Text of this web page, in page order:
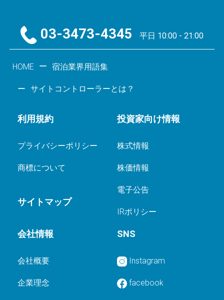
03-3473-4345平日 10:00 - 21:00
HOME 宿泊業界用語集
サイトコントローラーとは？
利用規約
プライバシーポリシー
商標について
サイトマップ
投資家向け情報
株式情報
株価情報
電子公告
IRポリシー
会社情報
会社概要
企業理念
SNS
Instagram
facebook